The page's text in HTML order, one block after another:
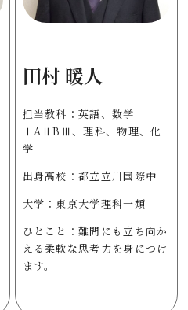
田村 暖人
担当教科：英語、数学
ⅠAⅡBⅢ、理科、物理、化
学
出身高校：都立立川国際中
大学：東京大学理科一類
ひとこと：難問にも立ち向か
える柔軟な思考力を身につけ
ます。